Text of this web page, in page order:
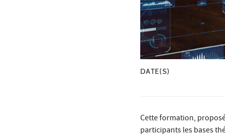
DATE(S)
Cette formation,
participants les bases